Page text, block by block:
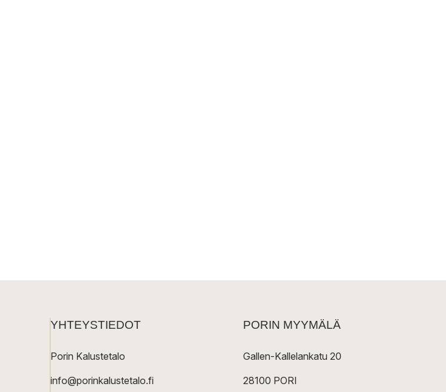
YHTEYSTIEDOT
Porin Kalustetalo
info@porinkalustetalo.fi
PORIN MYYMÄLÄ
Gallen-Kallelankatu 20
28100 PORI